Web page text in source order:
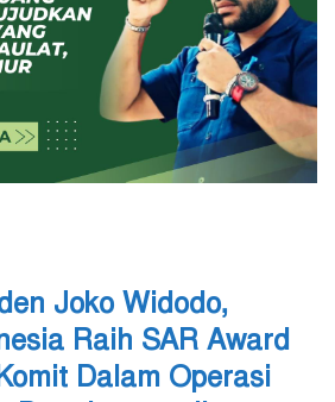
Joko Widodo,
Raih SAR Award
Dalam Operasi